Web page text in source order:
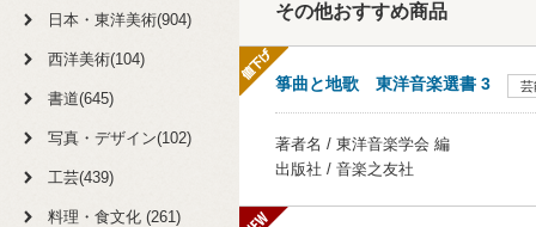
日本・東洋美術(904)
西洋美術(104)
書道(645)
写真・デザイン(102)
工芸(439)
料理・食文化 (261)
その他おすすめ商品
箏曲と地歌 東洋音楽選書 3 芸
著者名 / 東洋音楽学会 編
出版社 / 音楽之友社